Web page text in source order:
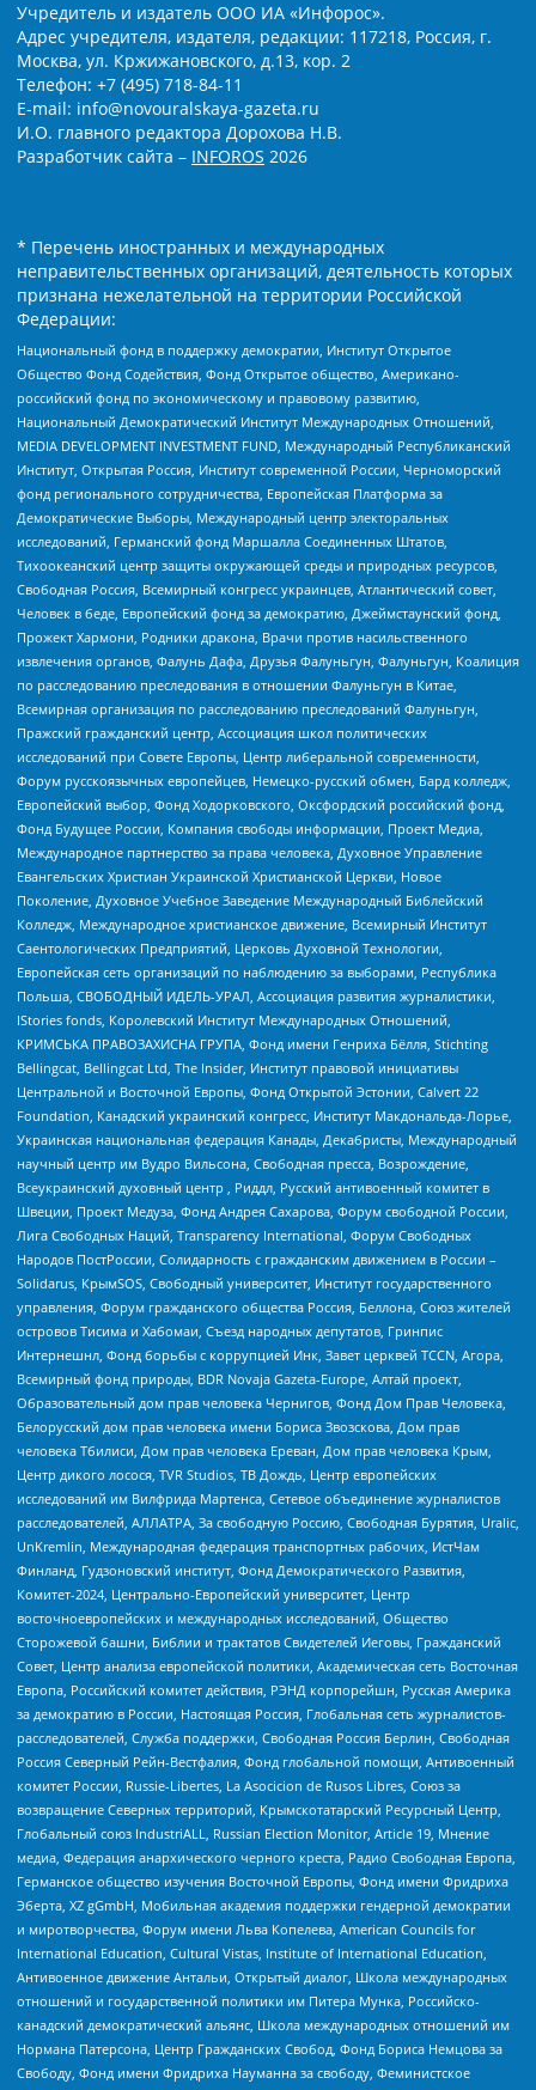
Учредитель и издатель ООО ИА «Инфорос».
Адрес учредителя, издателя, редакции: 117218, Россия, г.
Москва, ул. Кржижановского, д.13, кор. 2
Телефон: +7 (495) 718-84-11
E-mail: info@novouralskaya-gazeta.ru
И.О. главного редактора Дорохова Н.В.
Разработчик сайта – INFOROS 2026
* Перечень иностранных и международных
неправительственных организаций, деятельность которых
признана нежелательной на территории Российской
Федерации:
Национальный фонд в поддержку демократии, Институт Открытое
Общество Фонд Содействия, Фонд Открытое общество, Американо-
российский фонд по экономическому и правовому развитию,
Национальный Демократический Институт Международных Отношений,
MEDIA DEVELOPMENT INVESTMENT FUND, Международный Республиканский
Институт, Открытая Россия, Институт современной России, Черноморский
фонд регионального сотрудничества, Европейская Платформа за
Демократические Выборы, Международный центр электоральных
исследований, Германский фонд Маршалла Соединенных Штатов,
Тихоокеанский центр защиты окружающей среды и природных ресурсов,
Свободная Россия, Всемирный конгресс украинцев, Атлантический совет,
Человек в беде, Европейский фонд за демократию, Джеймстаунский фонд,
Прожект Хармони, Родники дракона, Врачи против насильственного
извлечения органов, Фалунь Дафа, Друзья Фалуньгун, Фалуньгун, Коалиция
по расследованию преследования в отношении Фалуньгун в Китае,
Всемирная организация по расследованию преследований Фалуньгун,
Пражский гражданский центр, Ассоциация школ политических
исследований при Совете Европы, Центр либеральной современности,
Форум русскоязычных европейцев, Немецко-русский обмен, Бард колледж,
Европейский выбор, Фонд Ходорковского, Оксфордский российский фонд,
Фонд Будущее России, Компания свободы информации, Проект Медиа,
Международное партнерство за права человека, Духовное Управление
Евангельских Христиан Украинской Христианской Церкви, Новое
Поколение, Духовное Учебное Заведение Международный Библейский
Колледж, Международное христианское движение, Всемирный Институт
Саентологических Предприятий, Церковь Духовной Технологии,
Европейская сеть организаций по наблюдению за выборами, Республика
Польша, СВОБОДНЫЙ ИДЕЛЬ-УРАЛ, Ассоциация развития журналистики,
IStories fonds, Королевский Институт Международных Отношений,
КРИМСЬКА ПРАВОЗАХИСНА ГРУПА, Фонд имени Генриха Бёлля, Stichting
Bellingcat, Bellingcat Ltd, The Insider, Институт правовой инициативы
Центральной и Восточной Европы, Фонд Открытой Эстонии, Calvert 22
Foundation, Канадский украинский конгресс, Институт Макдональда-Лорье,
Украинская национальная федерация Канады, Декабристы, Международный
научный центр им Вудро Вильсона, Свободная пресса, Возрождение,
Всеукраинский духовный центр , Риддл, Русский антивоенный комитет в
Швеции, Проект Медуза, Фонд Андрея Сахарова, Форум свободной России,
Лига Свободных Наций, Transparеncy International, Форум Свободных
Народов ПостРоссии, Солидарность с гражданским движением в России –
Solidarus, КрымSOS, Свободный университет, Институт государственного
управления, Форум гражданского общества Россия, Беллона, Союз жителей
островов Тисима и Хабомаи, Съезд народных депутатов, Гринпис
Интернешнл, Фонд борьбы с коррупцией Инк, Завет церквей TCCN, Агора,
Всемирный фонд природы, BDR Novaja Gazeta-Europe, Алтай проект,
Образовательный дом прав человека Чернигов, Фонд Дом Прав Человека,
Белорусский дом прав человека имени Бориса Звозскова, Дом прав
человека Тбилиси, Дом прав человека Ереван, Дом прав человека Крым,
Центр дикого лосося, TVR Studios, ТВ Дождь, Центр европейских
исследований им Вилфрида Мартенса, Сетевое объединение журналистов
расследователей, АЛЛАТРА, За свободную Россию, Свободная Бурятия, Uralic,
UnKremlin, Международная федерация транспортных рабочих, ИстЧам
Финланд, Гудзоновский институт, Фонд Демократического Развития,
Комитет-2024, Центрально-Европейский университет, Центр
восточноевропейских и международных исследований, Общество
Сторожевой башни, Библии и трактатов Свидетелей Иеговы, Гражданский
Совет, Центр анализа европейской политики, Академическая сеть Восточная
Европа, Российский комитет действия, РЭНД корпорейшн, Русская Америка
за демократию в России, Настоящая Россия, Глобальная сеть журналистов-
расследователей, Служба поддержки, Свободная Россия Берлин, Свободная
Россия Северный Рейн-Вестфалия, Фонд глобальной помощи, Антивоенный
комитет России, Russie-Libertes, La Asocicion de Rusos Libres, Союз за
возвращение Северных территорий, Крымскотатарский Ресурсный Центр,
Глобальный союз IndustriALL, Russian Election Monitor, Article 19, Мнение
медиа, Федерация анархического черного креста, Радио Свободная Европа,
Германское общество изучения Восточной Европы, Фонд имени Фридриха
Эберта, XZ gGmbH, Мобильная академия поддержки гендерной демократии
и миротворчества, Форум имени Льва Копелева, American Councils for
International Education, Cultural Vistas, Institute of International Education,
Антивоенное движение Антальи, Открытый диалог, Школа международных
отношений и государственной политики им Питера Мунка, Российско-
канадский демократический альянс, Школа международных отношений им
Нормана Патерсона, Центр Гражданских Свобод, Фонд Бориса Немцова за
Свободу, Фонд имени Фридриха Науманна за свободу, Феминистское